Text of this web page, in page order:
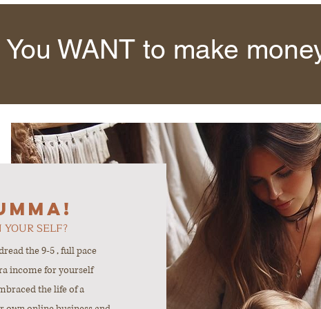
You WANT to make
SELF?
the 9-5 , full pace
income for yourself
the life of a